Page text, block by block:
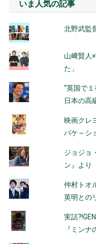
いま人気の記事
北野武監
山﨑賢人
た」
“英国で
日本の高
映画クレ
バケ～シ
ジョジョ
ン』より
仲村トオ
英明との
実話
『ミンナ